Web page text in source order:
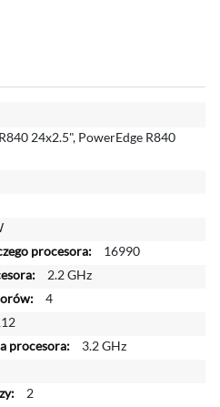
24x2.5", PowerEdge R840
16990
2.2 GHz
4
3.2 GHz
2